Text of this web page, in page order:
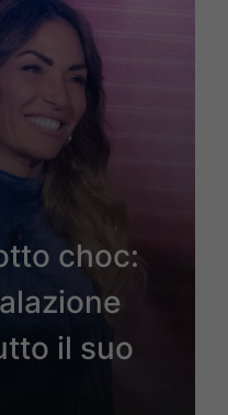
choc:
il suo